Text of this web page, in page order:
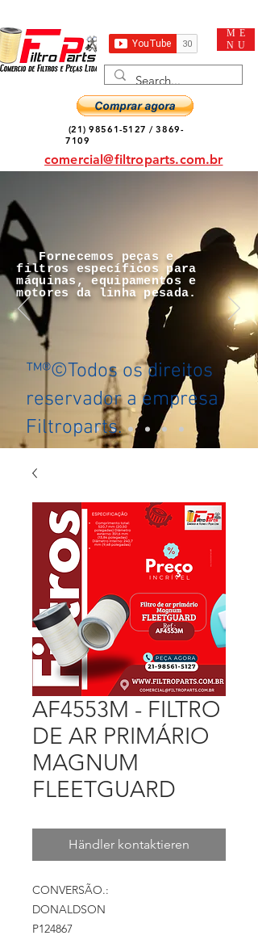
ME
NU
(21) 98561-5127 /3869-
7109
comercial@filtroparts.com.br
Fornecemos peças e
filtros específicos para
máquinas, equipamentos e
motores da linha pesada.
™®©Todos os direitos
reservador a empresa
Filtroparts.
AF4553M - FILTRO
DE AR PRIMÁRIO
MAGNUM
FLEETGUARD
Händler kontaktieren
CONVERSÃO.:
DONALDSON
P124867